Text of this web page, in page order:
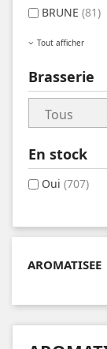
BRUNE (81)
Tout afficher
Brasserie
En stock
Oui (707)
AROMATISEE